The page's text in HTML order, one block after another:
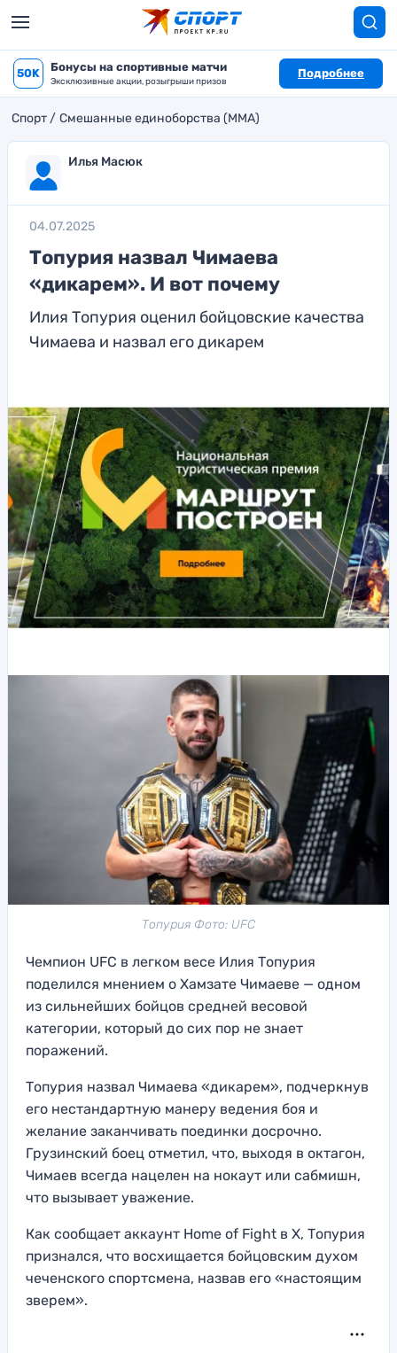
50K Бонусы на спортивные матчи
Эксклюзивные акции, розыгрыши призов
Подробнее
Спорт Смешанные единоборства (MMA)
Илья Масюк
04.07.2025
Топурия назвал Чимаева
«дикарем». И вот почему
Илия Топурия оценил бойцовские качества
Чимаева и назвал его дикарем
Топурия Фото: UFC
Чемпион UFC в легком весе Илия Топурия
поделился мнением о Хамзате Чимаеве — одном
из сильнейших бойцов средней весовой
категории, который до сих пор не знает
поражений.
Топурия назвал Чимаева «дикарем», подчеркнув
его нестандартную манеру ведения боя и
желание заканчивать поединки досрочно.
Грузинский боец отметил, что, выходя в октагон,
Чимаев всегда нацелен на нокаут или сабмишн,
что вызывает уважение.
Как сообщает аккаунт Home of Fight в X, Топурия
признался, что восхищается бойцовским духом
чеченского спортсмена, назвав его «настоящим
зверем».